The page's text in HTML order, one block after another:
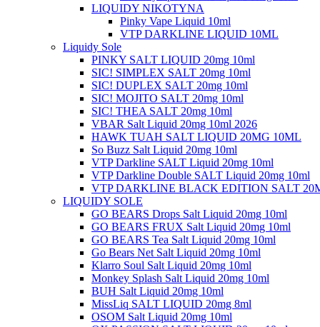
LIQUIDY NIKOTYNA
Pinky Vape Liquid 10ml
VTP DARKLINE LIQUID 10ML
Liquidy Sole
PINKY SALT LIQUID 20mg 10ml
SIC! SIMPLEX SALT 20mg 10ml
SIC! DUPLEX SALT 20mg 10ml
SIC! MOJITO SALT 20mg 10ml
SIC! THEA SALT 20mg 10ml
VBAR Salt Liquid 20mg 10ml 2026
HAWK TUAH SALT LIQUID 20MG 10ML
So Buzz Salt Liquid 20mg 10ml
VTP Darkline SALT Liquid 20mg 10ml
VTP Darkline Double SALT Liquid 20mg 10ml
VTP DARKLINE BLACK EDITION SALT
LIQUIDY SOLE
GO BEARS Drops Salt Liquid 20mg 10ml
GO BEARS FRUX Salt Liquid 20mg 10ml
GO BEARS Tea Salt Liquid 20mg 10ml
Go Bears Net Salt Liquid 20mg 10ml
Klarro Soul Salt Liquid 20mg 10ml
Monkey Splash Salt Liquid 20mg 10ml
BUH Salt Liquid 20mg 10ml
MissLiq SALT LIQUID 20mg 8ml
OSOM Salt Liquid 20mg 10ml